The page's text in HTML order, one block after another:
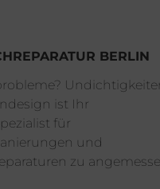
BERLIN
ist Ihr
für
und
zu